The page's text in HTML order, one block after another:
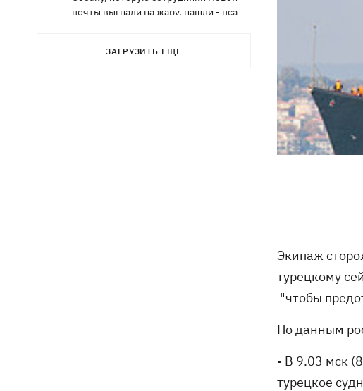
почты выгнали на жару, нашли - пса
ЗАГРУЗИТЬ ЕЩЕ
Экипаж
турецкому
"чтобы
По данным
- В 9.03 мск
турецкое